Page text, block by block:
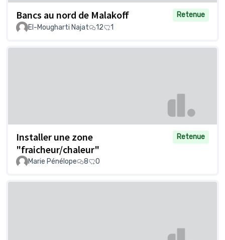
Bancs au nord de Malakoff
Retenue
El-Mougharti Najat
12 1
Installer une zone
"fraicheur/chaleur"
Retenue
Marie Pénélope 8 0